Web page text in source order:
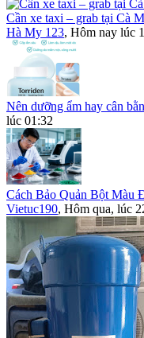
Cần xe taxi – grab tại Cà
Hà My 123, Hôm nay lúc
Nên dưỡng ẩm hay cân
lúc 01:32
Cách Bảo Quản Bột Màu
Vietuc190, Hôm qua, lúc